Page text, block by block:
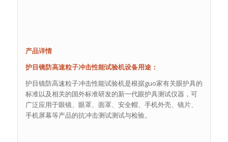
产品详情
护目镜防高速粒子冲击性能试验机设备用途：
护目镜防高速粒子冲击性能试验机是根据guo家有关眼护具的
标准以及相关的国外标准研发的新一代眼护具测试仪器，可
广泛应用于眼镜、眼罩、面罩、安全帽、手机外壳、镜片、
手机屏幕等产品的抗冲击测试测试与检验。